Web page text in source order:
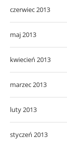
czerwiec 2013
maj 2013
kwiecień 2013
marzec 2013
luty 2013
styczeń 2013